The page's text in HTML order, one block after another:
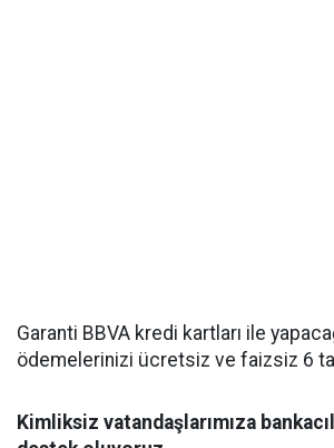
Garanti BBVA kredi kartları ile
ödemelerinizi ücretsiz ve faizsiz 6
Kimliksiz vatandaşlarımıza